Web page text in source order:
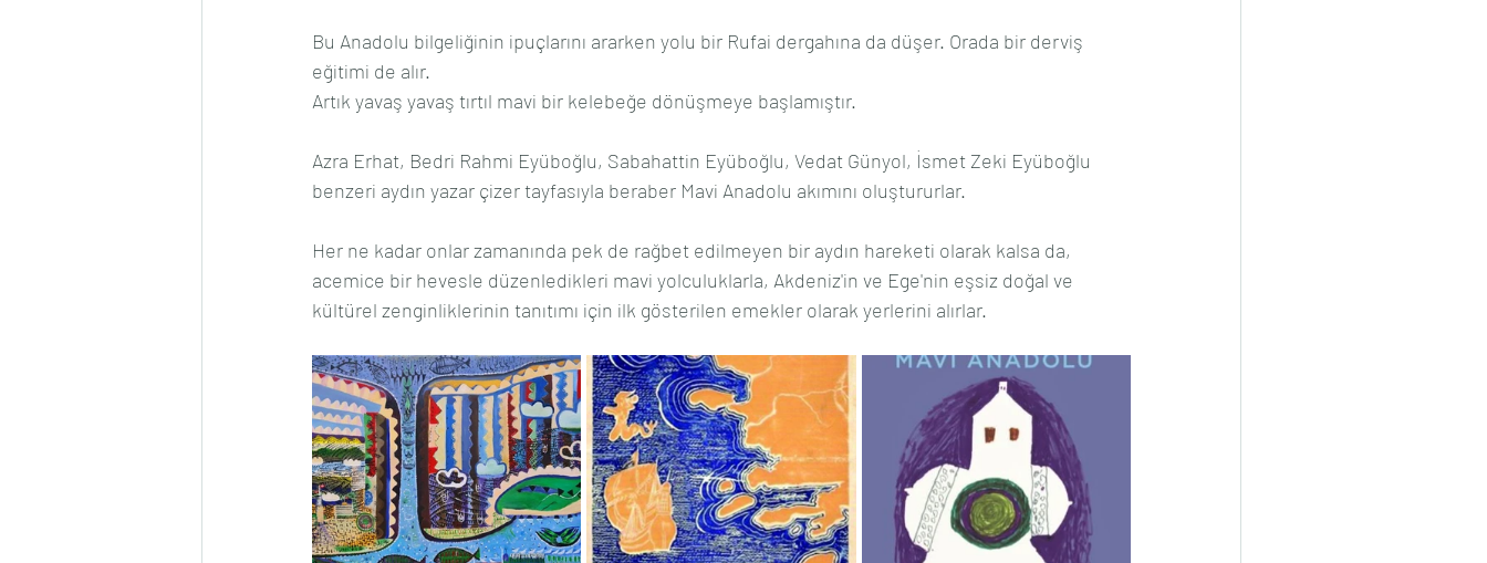
Bu Anadolu bilgeliğinin ipuçlarını ararken yolu bir Rufai dergahına da düşer. Orada bir derviş
eğitimi de alır.
Artık yavaş yavaş tırtıl mavi bir kelebeğe dönüşmeye başlamıştır.
Azra Erhat, Bedri Rahmi Eyüboğlu, Sabahattin Eyüboğlu, Vedat Günyol, İsmet Zeki Eyüboğlu
benzeri aydın yazar çizer tayfasıyla beraber Mavi Anadolu akımını oluştururlar.
Her ne kadar onlar zamanında pek de rağbet edilmeyen bir aydın hareketi olarak kalsa da,
acemice bir hevesle düzenledikleri mavi yolculuklarla, Akdeniz'in ve Ege'nin eşsiz doğal ve
kültürel zenginliklerinin tanıtımı için ilk gösterilen emekler olarak yerlerini alırlar.